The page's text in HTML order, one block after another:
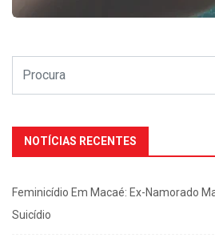
NOTÍCIAS RECENTES
Feminicídio Em Macaé: Ex-Namorado
Suicídio